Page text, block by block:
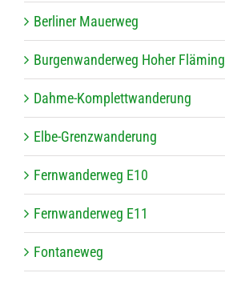
Ber­li­ner Mauerweg
Bur­gen­wan­der­weg Hoher Fläming
Dahme-Kom­plett­wan­de­rung
Elbe-Grenz­wan­de­rung
Fern­wan­der­weg E10
Fern­wan­der­weg E11
Fon­ta­ne­weg